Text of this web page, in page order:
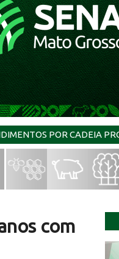
POR CADEIA
com